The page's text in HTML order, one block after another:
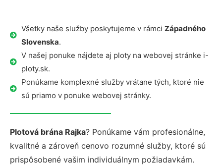
Všetky naše služby poskytujeme v rámci Západného
Slovenska.
V našej ponuke nájdete aj ploty na webovej stránke i-
ploty.sk.
Ponúkame komplexné služby vrátane tých, ktoré nie
sú priamo v ponuke webovej stránky.
Plotová brána Rajka? Ponúkame vám profesionálne,
kvalitné a zároveň cenovo rozumné služby, ktoré sú
prispôsobené vašim individuálnym požiadavkám.